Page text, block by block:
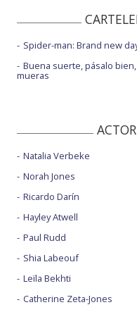
Spider-man: Brand new
Buena suerte, pásalo
mueras
Natalia Verbeke
Norah Jones
Ricardo Darín
Hayley Atwell
Paul Rudd
Shia Labeouf
Leïla Bekhti
Catherine Zeta-Jones